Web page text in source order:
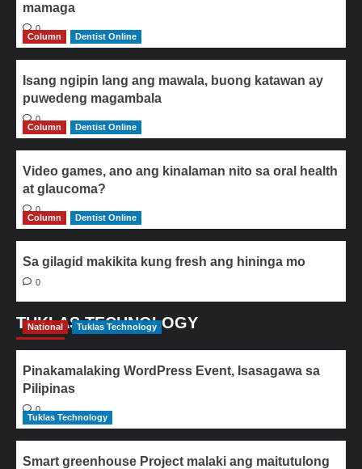
mamaga
0
Column
Dentist Online
Isang ngipin lang ang mawala, buong katawan ay
puwedeng magambala
0
Column
Dentist Online
Video games, ano ang kinalaman nito sa oral health
at glaucoma?
0
Column
Dentist Online
Sa gilagid makikita kung fresh ang hininga mo
0
TUKLAS TECHNOLOGY
National Tuklas Technology
Pinakamalaking WordPress Event, Isasagawa sa
Pilipinas
0
Tuklas Technology
Smart greenhouse Project malaki ang maitutulong